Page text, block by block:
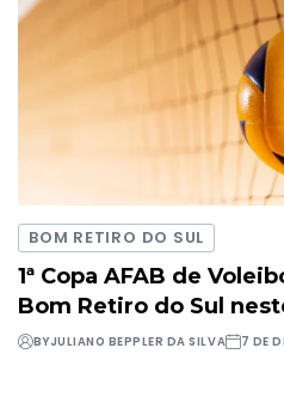
BOM RETIRO DO SUL
1ª Copa AFAB de
Bom Retiro do Sul
BYJULIANO BEPPLER DA SILVA 7 DE